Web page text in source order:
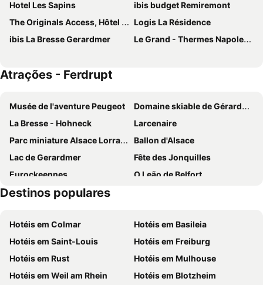
Hotel Les Sapins
ibis budget Remiremont
The Originals Access, Hôtel Arum, Remiremont
Logis La Résidence
ibis La Bresse Gerardmer
Le Grand - Thermes Napoleon
Atrações - Ferdrupt
Musée de l'aventure Peugeot
Domaine skiable de Gérardmer
La Bresse - Hohneck
Larcenaire
Parc miniature Alsace Lorraine
Ballon d'Alsace
Lac de Gerardmer
Fête des Jonquilles
Eurockeennes
O Leão de Belfort
La Roseraie
Destinos populares
Hotéis em Colmar
Hotéis em Basileia
Hotéis em Saint-Louis
Hotéis em Freiburg
Hotéis em Rust
Hotéis em Mulhouse
Hotéis em Weil am Rhein
Hotéis em Blotzheim